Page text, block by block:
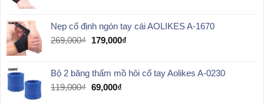
319,000₫.là:
169,000₫.
Nẹp cố định ngón tay cái AOLIKES A-1670
269,000₫ Giá
269,000₫.
179,000₫Giá
là:
Bộ 2 băng thấm mồ hôi cổ tay Aolikes A-0230
119,000₫ Giá
69,000₫Giá